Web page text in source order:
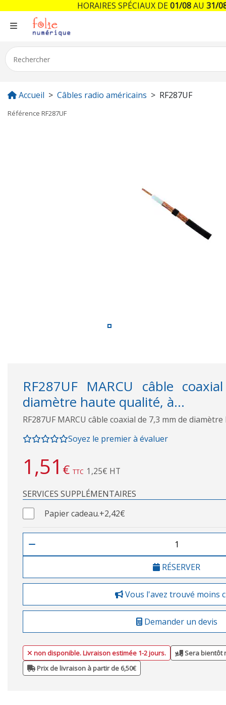
Accueil Câbles radio américains RF287UF
Référence RF287UF
RF287UF MARCU câble
diamètre haute qualité, à...
RF287UF MARCU câble coaxial de 7,3 mm de
Soyez le premier à évaluer
1,51 € TTC 1,25€ HT
SERVICES SUPPLÉMENTAIRES
Papier cadeau.+2,42€
RÉSERVER
Vous l'avez trouvé moins
Demander un devis
non disponible. Livraison estimée 1-2 jours.
Sera bientôt
Prix de livraison à partir de 6,50€
HORAIRES SPÉCIAUX DE01/08AU 31/